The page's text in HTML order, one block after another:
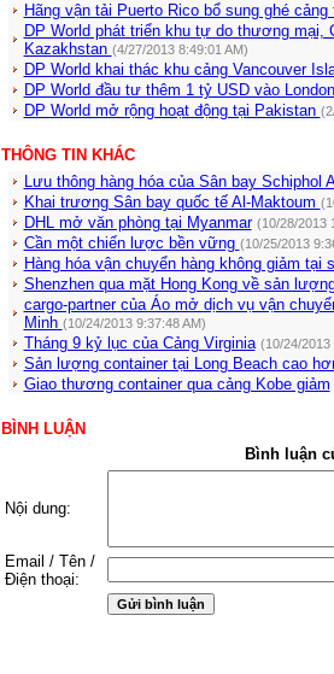
Hãng vận tải Puerto Rico bổ sung ghé
DP World phát triển khu tự do thương mại,
Kazakhstan (4/27/2013 8:49:01 AM)
DP World khai thác khu cảng Vancouver
DP World đầu tư thêm 1 tỷ USD vào
DP World mở rộng hoạt động tại Pakistan
THÔNG TIN KHÁC
Lưu thông hàng hóa của Sân bay Schiphol
Khai trương Sân bay quốc tế Al-Maktoum
DHL mở văn phòng tại Myanmar (10/28/2013
Cần một chiến lược bền vững (10/25/2013
Hàng hóa vận chuyển hàng không giảm tại
Shenzhen qua mặt Hong Kong về sản
cargo-partner của Áo mở dịch vụ vận
Minh (10/24/2013 9:37:48 AM)
Tháng 9 kỷ lục của Cảng Virginia (10/24/2013
Sản lượng container tại Long Beach cao
Giao thương container qua cảng Kobe giảm
BÌNH LUẬN
Bình luận
Nội dung:
Email / Tên /
Điện thoại: